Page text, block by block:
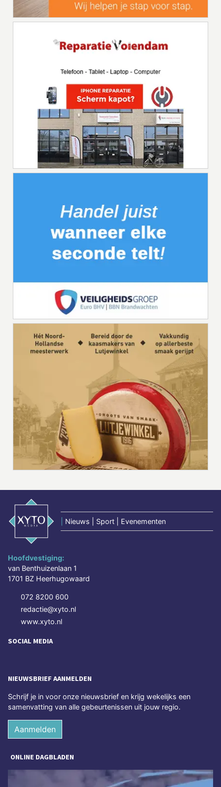
Nieuws | Sport | Evenementen
Hoofdvestiging:
van Benthuizenlaan 1
1701 BZ Heerhugowaard
072 8200 600
redactie@xyto.nl
www.xyto.nl
SOCIAL MEDIA
NIEUWSBRIEF AANMELDEN
Schrijf je in voor onze nieuwsbrief en krijg wekelijks een
samenvatting van alle gebeurtenissen uit jouw regio.
Aanmelden
ONLINE DAGBLADEN